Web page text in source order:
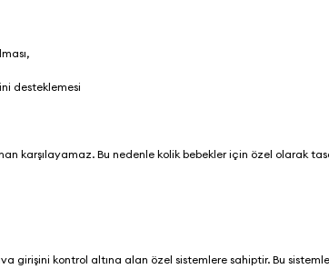
desteklemesi
karşılayamaz. Bu nedenle kolik bebekler için özel olarak
girişini kontrol altına alan özel sistemlere sahiptir. Bu